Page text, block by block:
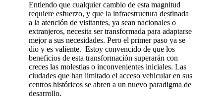
Entiendo que cualquier cambio de esta magnitud
requiere esfuerzo, y que la infraestructura destinada
a la atención de visitantes, ya sean nacionales o
extranjeros, necesita ser transformada para adaptarse
mejor a sus necesidades. Pero el primer paso ya se
dio y es valiente. Estoy convencido de que los
beneficios de esta transformación superarán con
creces las molestias o inconvenientes iniciales. Las
ciudades que han limitado el acceso vehicular en sus
centros históricos se abren a un nuevo paradigma de
desarrollo.